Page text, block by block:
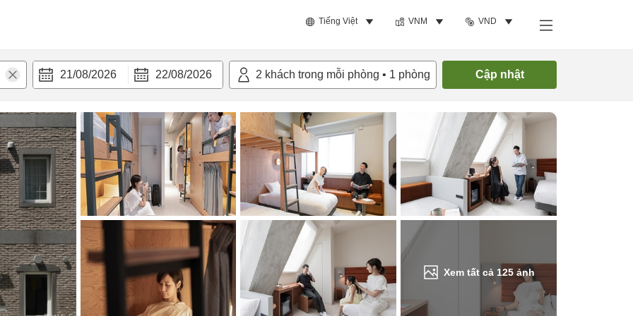
Tiếng Việt VNM VND
21/08/2026 22/08/2026 2 khách trong mỗi phòng • 1 phòng Cập nhật
Xem tất cả 125 ảnh
nghi Tìm phòng trống